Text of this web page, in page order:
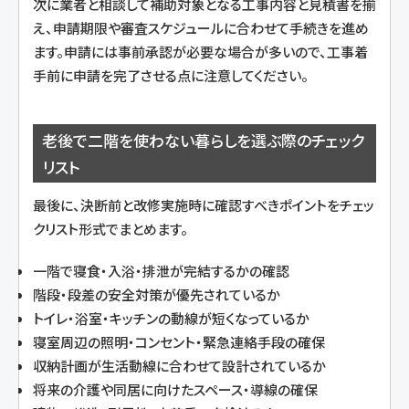
え、申請期限や審査スケジュールに合わせて手続きを進め
ます。申請には事前承認が必要な場合が多いので、工事着
手前に申請を完了させる点に注意してください。
老後で二階を使わない暮らしを選ぶ際のチェック
リスト
最後に、決断前と改修実施時に確認すべきポイントをチェッ
クリスト形式でまとめます。
一階で寝食・入浴・排泄が完結するかの確認
階段・段差の安全対策が優先されているか
トイレ・浴室・キッチンの動線が短くなっているか
寝室周辺の照明・コンセント・緊急連絡手段の確保
収納計画が生活動線に合わせて設計されているか
将来の介護や同居に向けたスペース・導線の確保